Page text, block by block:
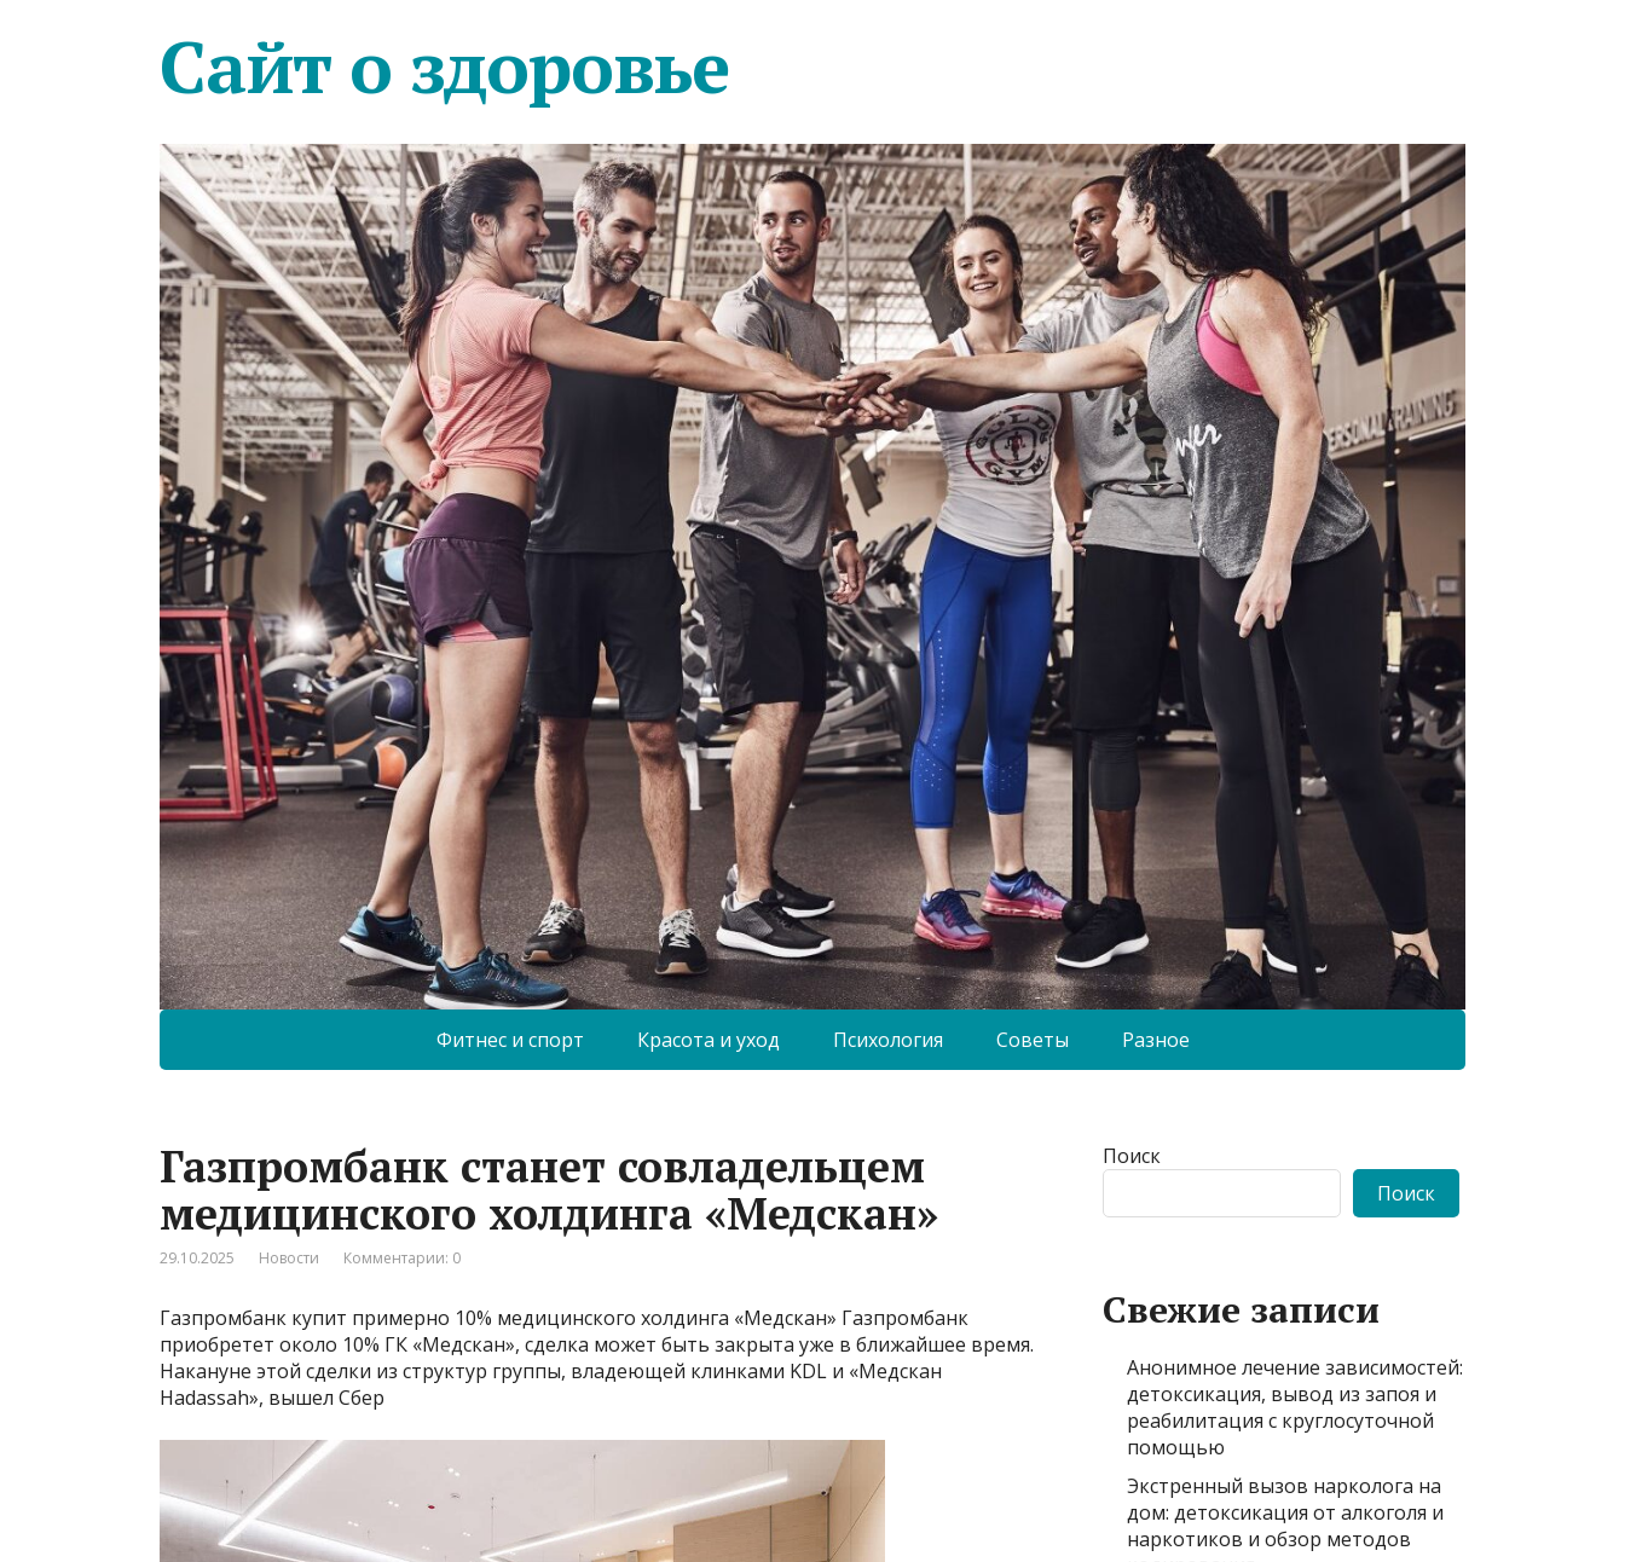
Сайт о здоровье
Фитнес и спорт Красота и уход Психология Советы Разное
Газпромбанк станет совладельцем
медицинского холдинга «Медскан»
29.10.2025 Новости Комментарии: 0
Газпромбанк купит примерно 10% медицинского холдинга «Медскан» Газпромбанк
приобретет около 10% ГК «Медскан», сделка может быть закрыта уже в ближайшее время.
Накануне этой сделки из структур группы, владеющей клинками KDL и «Медскан
Hadassah», вышел Сбер
Поиск
Поиск
Свежие записи
Анонимное лечение зависимостей:
детоксикация, вывод из запоя и
реабилитация с круглосуточной
помощью
Экстренный вызов нарколога на
дом: детоксикация от алкоголя и
наркотиков и обзор методов